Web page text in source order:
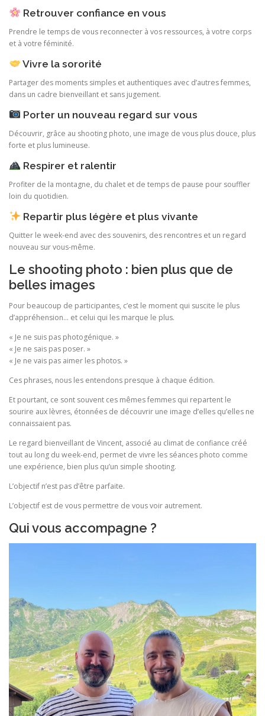
Retrouver confiance en vous
Prendre le temps de vous reconnecter à vos ressources, à votre corps
et à votre féminité.
Vivre la sororité
Partager des moments simples et authentiques avec d’autres femmes,
dans un cadre bienveillant et sans jugement.
Porter un nouveau regard sur vous
Découvrir, grâce au shooting photo, une image de vous plus douce, plus
forte et plus lumineuse.
Respirer et ralentir
Profiter de la montagne, du chalet et de temps de pause pour souffler
loin du quotidien.
Repartir plus légère et plus vivante
Quitter le week-end avec des souvenirs, des rencontres et un regard
nouveau sur vous-même.
Le shooting photo : bien plus que de
belles images
Pour beaucoup de participantes, c’est le moment qui suscite le plus
d’appréhension… et celui qui les marque le plus.
« Je ne suis pas photogénique. »
« Je ne sais pas poser. »
« Je ne vais pas aimer les photos. »
Ces phrases, nous les entendons presque à chaque édition.
Et pourtant, ce sont souvent ces mêmes femmes qui repartent le
sourire aux lèvres, étonnées de découvrir une image d’elles qu’elles ne
connaissaient pas.
Le regard bienveillant de Vincent, associé au climat de confiance créé
tout au long du week-end, permet de vivre les séances photo comme
une expérience, bien plus qu’un simple shooting.
L’objectif n’est pas d’être parfaite.
L’objectif est de vous permettre de vous voir autrement.
Qui vous accompagne ?